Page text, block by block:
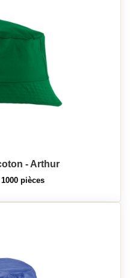
- Arthur
pièces